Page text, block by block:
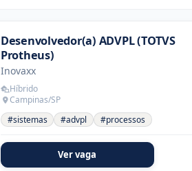
Desenvolvedor(a) ADVPL (TOTVS
Protheus)
Inovaxx
Híbrido
Campinas/SP
#sistemas
#advpl #processos
Ver vaga